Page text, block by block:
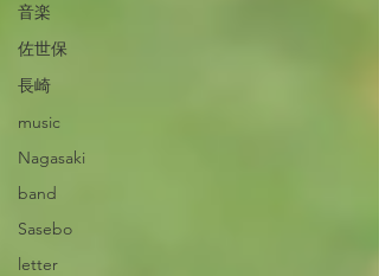
音楽
佐世保
長崎
music
Nagasaki
band
Sasebo
letter